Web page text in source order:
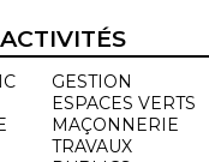
GESTION
ESPACES VERTS
MAÇONNERIE
TRAVAUX